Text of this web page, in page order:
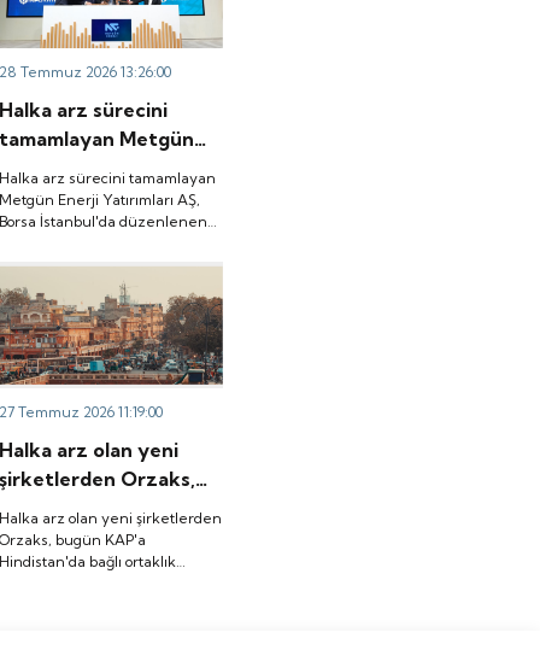
gerçekleşecek ve 29-
30-31 Temmuz 2026
toplanacak, 6 Ağustos
tarihinde ise “Gong
Töreni” ile Quick
Sigorta işlem görmeye
başlayacak.
toplanacak, 6 Ağustos tarihinde
ise “Gong Töreni” ile Quick
başlayacak.
28 Temmuz 2026 13:26:00
Halka arz sürecini
tamamlayan Metgün
Enerji Yatırımları AŞ,
Borsa İstanbul'da
düzenlenen gong
koduyla işlem görmeye
başladı.
Halka arz sürecini tamamlayan
Metgün Enerji Yatırımları AŞ,
Borsa İstanbul'da düzenlenen
işlem görmeye başladı.
27 Temmuz 2026 11:19:00
Halka arz olan yeni
şirketlerden Orzaks,
bugün KAP'a
Hindistan'da bağlı
ortaklık kurulmasına
Halka arz olan yeni şirketlerden
Orzaks, bugün KAP'a
Hindistan'da bağlı ortaklık